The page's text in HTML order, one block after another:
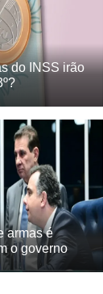
do INSS irão
armas é
o governo